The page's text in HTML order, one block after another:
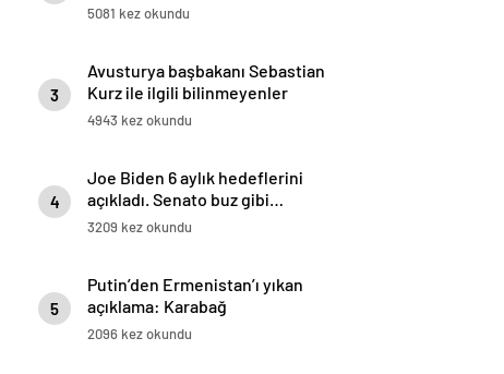
5081 kez okundu
3
Avusturya başbakanı Sebastian
Kurz ile ilgili bilinmeyenler
4943 kez okundu
4
Joe Biden 6 aylık hedeflerini
açıkladı. Senato buz gibi…
3209 kez okundu
5
Putin’den Ermenistan’ı yıkan
açıklama: Karabağ
Azerbaycan’ın ayrılmaz bir
2096 kez okundu